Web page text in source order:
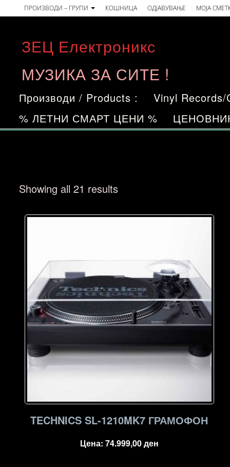
to
content
ПРОИЗВОДИ – ГРУПИ КОШНИЦА ОДЈАВУВАЊЕ МОЈА
ЗЕЦ Електроникс
МУЗИКА ЗА СИТЕ !
Производи / Products :
Vinyl
% ЛЕТНИ СМАРТ ЦЕНИ %
Showing all 21 resultsSorted
price:
TECHNICS SL-1210MK7 ГРАМОФОН
Цена: 74.999,00ден